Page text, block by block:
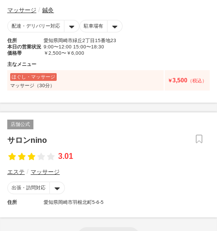
マッサージ 鍼灸
配達・デリバリー対応 駐車場有
住所
愛知県岡崎市緑丘2丁目15番地23
本日の営業状況 9:00〜12:00 15:00〜18:30
価格帯
￥2,500〜￥6,000
主なメニュー
ほぐし・マッサージ
マッサージ（30分）
￥3,500 （税込）
店舗公式
サロンnino
3.01
エステ マッサージ
出張・訪問対応
住所 愛知県岡崎市羽根北町5-6-5